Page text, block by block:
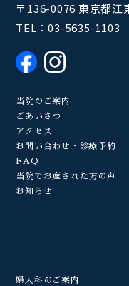
〒136-0076 東京都江
TEL：03-5635-1103
当院のご案内
ごあいさつ
アクセス
お問い合わせ・診療予約
FAQ
当院でお産された方の声
お知らせ
婦人科のご案内